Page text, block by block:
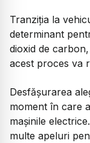
Tranziţia la
determinant
dioxid de
acest proces va
Desfășurarea
moment în care
mașinile
multe apeluri